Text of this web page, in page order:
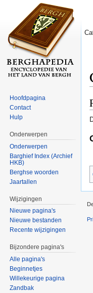
Hoofdpagina
Contact
Hulp
Onderwerpen
Onderwerpen
Barghief Index (Archief
HKB)
Berghse woorden
Jaartallen
Wijzigingen
Nieuwe pagina's
Nieuwe bestanden
Recente wijzigingen
Bijzondere pagina's
Alle pagina's
Beginnetjes
Willekeurige pagina
Zandbak